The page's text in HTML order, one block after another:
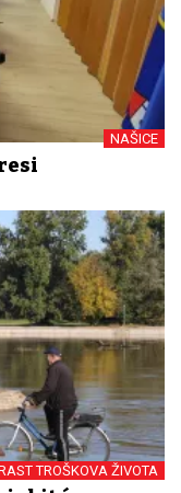
NAŠICE
TROŠKOVA ŽIVOTA